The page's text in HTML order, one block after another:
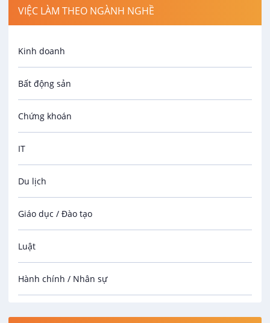
VIỆC LÀM THEO NGÀNH NGHỀ
Kinh doanh
Bất động sản
Chứng khoán
IT
Du lịch
Giáo dục / Đào tạo
Luật
Hành chính / Nhân sự